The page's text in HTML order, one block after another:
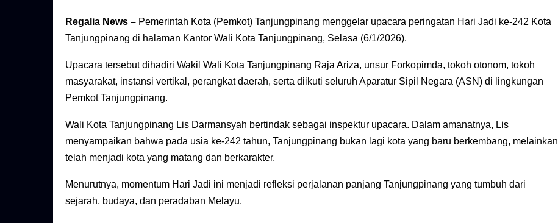
Regalia News – Pemerintah Kota (Pemkot) Tanjungpinang menggelar upacara peringatan Hari Jadi ke-242 Kota
Tanjungpinang di halaman Kantor Wali Kota Tanjungpinang, Selasa (6/1/2026).
Upacara tersebut dihadiri Wakil Wali Kota Tanjungpinang Raja Ariza, unsur Forkopimda, tokoh otonom, tokoh
masyarakat, instansi vertikal, perangkat daerah, serta diikuti seluruh Aparatur Sipil Negara (ASN) di lingkungan
Pemkot Tanjungpinang.
Wali Kota Tanjungpinang Lis Darmansyah bertindak sebagai inspektur upacara. Dalam amanatnya, Lis
menyampaikan bahwa pada usia ke-242 tahun, Tanjungpinang bukan lagi kota yang baru berkembang, melainkan
telah menjadi kota yang matang dan berkarakter.
Menurutnya, momentum Hari Jadi ini menjadi refleksi perjalanan panjang Tanjungpinang yang tumbuh dari
sejarah, budaya, dan peradaban Melayu.